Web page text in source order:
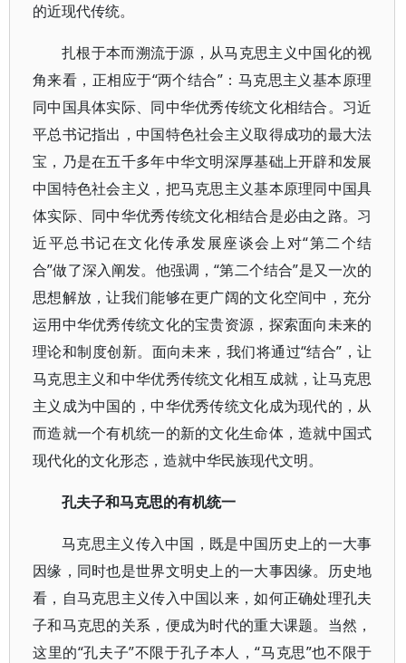
的近现代传统。
扎根于本而溯流于源，从马克思主义中国化的视
角来看，正相应于“两个结合”：马克思主义基本原理
同中国具体实际、同中华优秀传统文化相结合。习近
平总书记指出，中国特色社会主义取得成功的最大法
宝，乃是在五千多年中华文明深厚基础上开辟和发展
中国特色社会主义，把马克思主义基本原理同中国具
体实际、同中华优秀传统文化相结合是必由之路。习
近平总书记在文化传承发展座谈会上对“第二个结
合”做了深入阐发。他强调，“第二个结合”是又一次的
思想解放，让我们能够在更广阔的文化空间中，充分
运用中华优秀传统文化的宝贵资源，探索面向未来的
理论和制度创新。面向未来，我们将通过“结合”，让
马克思主义和中华优秀传统文化相互成就，让马克思
主义成为中国的，中华优秀传统文化成为现代的，从
而造就一个有机统一的新的文化生命体，造就中国式
现代化的文化形态，造就中华民族现代文明。
孔夫子和马克思的有机统一
马克思主义传入中国，既是中国历史上的一大事
因缘，同时也是世界文明史上的一大事因缘。历史地
看，自马克思主义传入中国以来，如何正确处理孔夫
子和马克思的关系，便成为时代的重大课题。当然，
这里的“孔夫子”不限于孔子本人，“马克思”也不限于